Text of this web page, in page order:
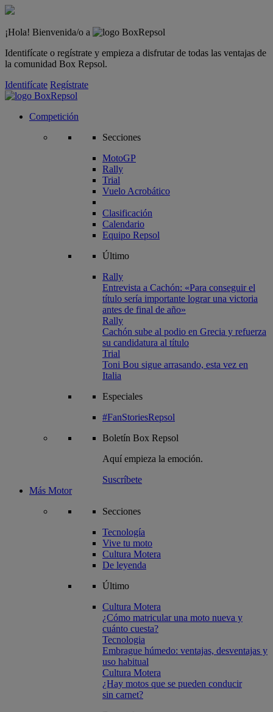
¡Hola! Bienvenida/o a
Identifícate o regístrate y empieza a disfrutar de todas las ventajas de
la comunidad Box Repsol.
Identifícate Regístrate
Competición
Secciones
MotoGP
Rally
Trial
Vuelo Acrobático
Clasificación
Calendario
Equipo Repsol
Último
Rally
Entrevista a Cachón: «Para conseguir el
título sería importante lograr una victoria
antes de final de año»
Rally
Cachón sube al podio en Grecia y refuerza
su candidatura al título
Trial
Toni Bou sigue arrasando, esta vez en
Italia
Especiales
#FanStoriesRepsol
Boletín Box Repsol
Aquí empieza la emoción.
Suscríbete
Más Motor
Secciones
Tecnología
Vive tu moto
Cultura Motera
De leyenda
Último
Cultura Motera
¿Cómo matricular una moto nueva y
cuánto cuesta?
Tecnologia
Embrague húmedo: ventajas, desventajas y
uso habitual
Cultura Motera
¿Hay motos que se pueden conducir
sin carnet?